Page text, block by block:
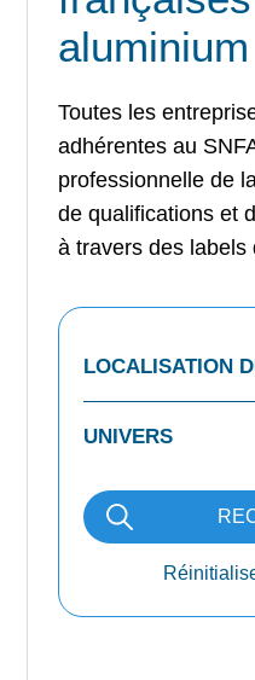
aluminium
Toutes les
adhérentes au
professionnelle de
de qualifications et
à travers des labels